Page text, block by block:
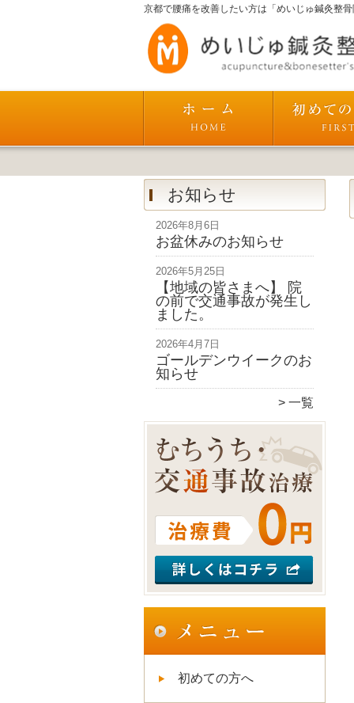
京都で腰痛を改善したい方は「めいじゅ鍼灸整
お知らせ
2026年8月6日
お盆休みのお知らせ
2026年5月25日
【地域の皆さまへ】 院
の前で交通事故が発生し
ました。
2026年4月7日
ゴールデンウイークのお
知らせ
一覧
初めての方へ